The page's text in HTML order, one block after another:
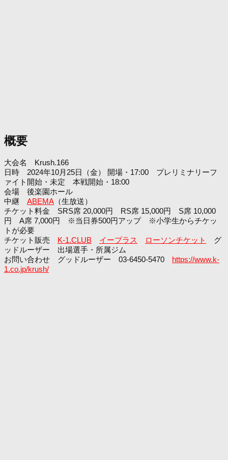
概要
大会名 Krush.166
日時 2024年10月25日（金） 開場・17:00 プレリミナリーフ
ァイト開始・未定 本戦開始・18:00
会場 後楽園ホール
中継 ABEMA （生放送）
チケット料金 SRS席 20,000円 RS席 15,000円 S席 10,000
円 A席 7,000円 ※当日券500円アップ ※小学生からチケッ
トが必要
チケット販売 K-1.CLUB イープラス ローソンチケット
グ
ッドルーザー 出場選手・所属ジム
お問い合わせ グッドルーザー 03-6450-5470 https://www.k-
1.co.jp/krush/